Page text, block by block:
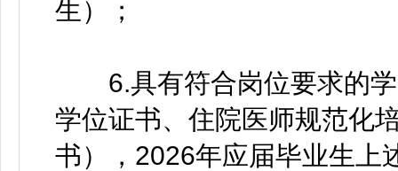
生）；
6.具有符合岗位要求的学
学位证书、住院医师规范化
书），2026年应届毕业生上